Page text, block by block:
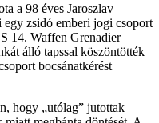
a 98 éves Jaroszlav
zsidó emberi jogi csoport
14. Waffen Grenadier
álló tapssal köszöntötték
bocsánatkérést
hogy „utólag” jutottak